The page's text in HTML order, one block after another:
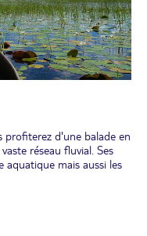
profiterez d'une balade en
réseau fluvial. Ses
mais aussi les
à proximité.